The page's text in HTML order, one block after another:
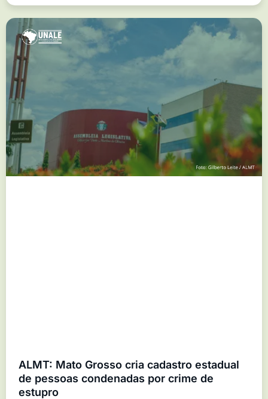
ALMT: Mato Grosso cria cadastro estadual
de pessoas condenadas por crime de
estupro